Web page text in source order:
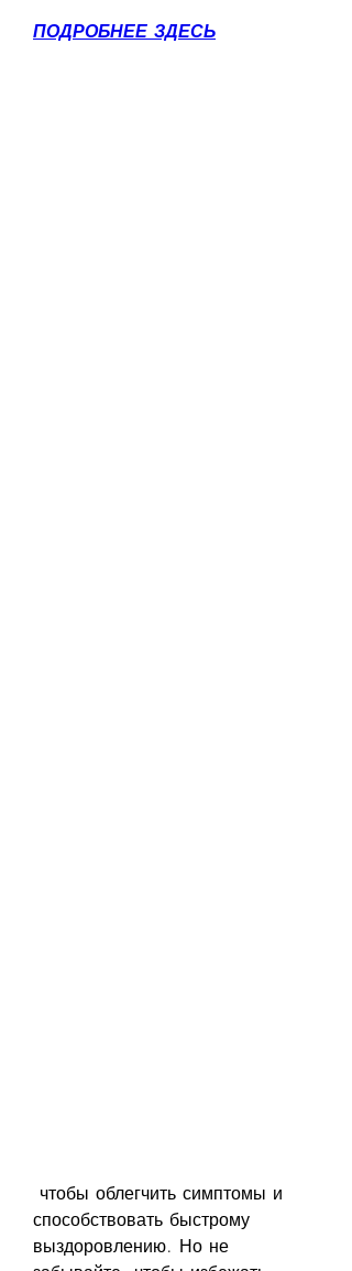
ПОДРОБНЕЕ ЗДЕСЬ
способствовать быстрому
выздоровлению. Но не